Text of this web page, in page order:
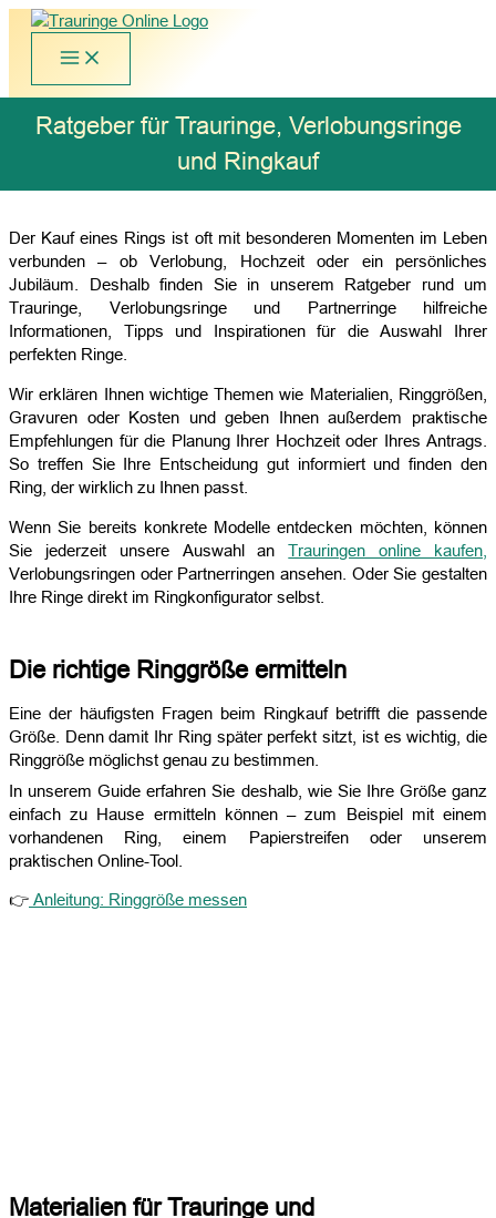
Zum
springen
Ratgeber für Trauringe, Verlobungsringe
und Ringkauf
Der Kauf eines Rings ist oft mit besonderen Momenten im Leben
verbunden – ob Verlobung, Hochzeit oder ein persönliches
Jubiläum. Deshalb finden Sie in unserem Ratgeber rund um
Trauringe, Verlobungsringe und Partnerringe hilfreiche
Informationen, Tipps und Inspirationen für die Auswahl Ihrer
perfekten Ringe.
Wir erklären Ihnen wichtige Themen wie Materialien, Ringgrößen,
Gravuren oder Kosten und geben Ihnen außerdem praktische
Empfehlungen für die Planung Ihrer Hochzeit oder Ihres Antrags.
So treffen Sie Ihre Entscheidung gut informiert und finden den
Ring, der wirklich zu Ihnen passt.
Wenn Sie bereits konkrete Modelle entdecken möchten, können
Sie jederzeit unsere Auswahl anTrauringen online kaufen,
Verlobungsringen oder Partnerringen ansehen. Oder Sie gestalten
Ihre Ringe direkt im Ringkonfigurator selbst.
Die richtige Ringgröße ermitteln
Eine der häufigsten Fragen beim Ringkauf betrifft die passende
Größe. Denn damit Ihr Ring später perfekt sitzt, ist es wichtig, die
Ringgröße möglichst genau zu bestimmen.
In unserem Guide erfahren Sie deshalb, wie Sie Ihre Größe ganz
einfach zu Hause ermitteln können – zum Beispiel mit einem
vorhandenen Ring, einem Papierstreifen oder unserem
praktischen Online-Tool.
👉 Anleitung: Ringgröße messen
Materialien für Trauringe und